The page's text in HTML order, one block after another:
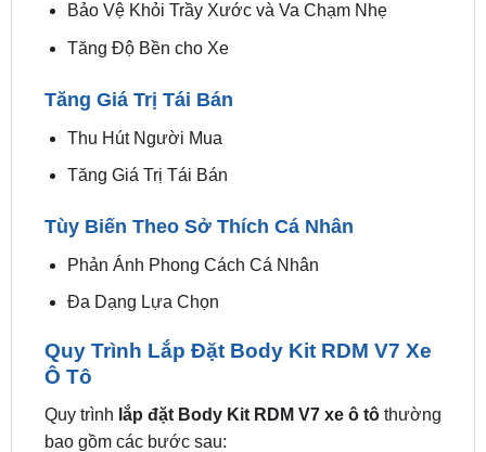
Bảo Vệ Khỏi Trầy Xước và Va Chạm Nhẹ
Tăng Độ Bền cho Xe
Tăng Giá Trị Tái Bán
Thu Hút Người Mua
Tăng Giá Trị Tái Bán
Tùy Biến Theo Sở Thích Cá Nhân
Phản Ánh Phong Cách Cá Nhân
Đa Dạng Lựa Chọn
Quy Trình Lắp Đặt Body Kit RDM V7 Xe
Ô Tô
Quy trình lắp đặt Body Kit RDM V7 xe ô tôthường
bao gồm các bước sau: